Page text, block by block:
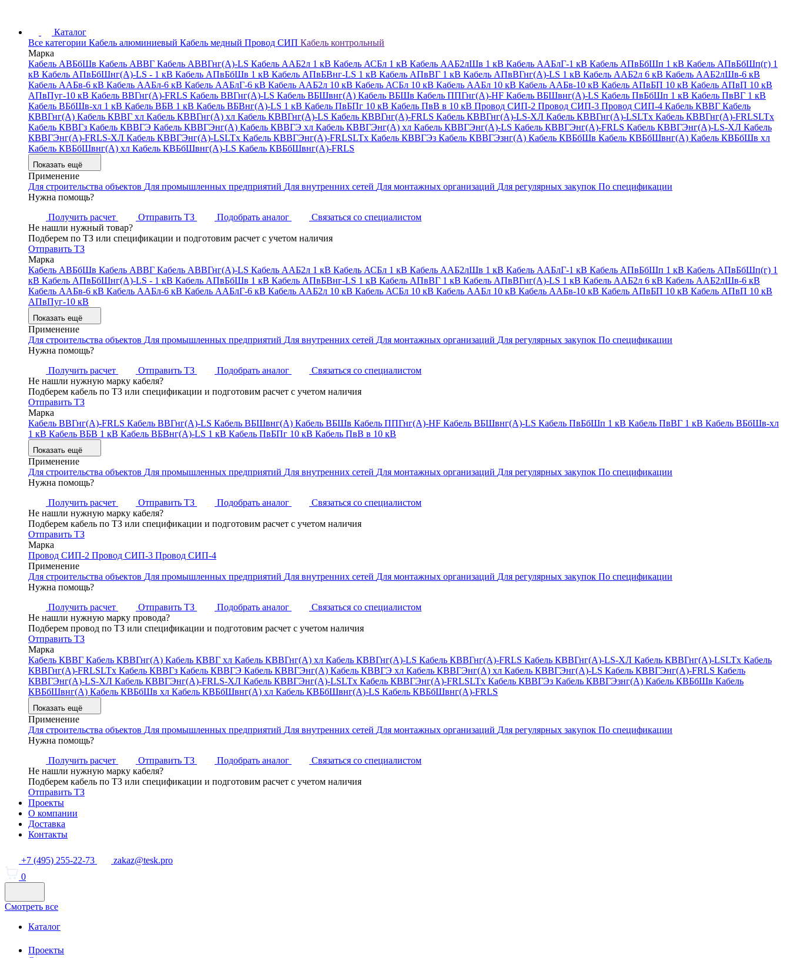
Каталог
Все категории Кабель алюминиевый Кабель медный Провод СИП Кабель контрольный
Марка
Кабель АВБбШв Кабель АВВГ Кабель АВВГнг(А)-LS Кабель ААБ2л 1 кВ Кабель АСБл 1 кВ Кабель ААБ2лШв 1 кВ Кабель ААБлГ-1 кВ Кабель АПвБбШп 1 кВ Кабель АПвБбШп(г) 1
кВ Кабель АПвБбШнг(А)-LS - 1 кВ Кабель АПвБбШв 1 кВ Кабель АПвБВнг-LS 1 кВ Кабель АПвВГ 1 кВ Кабель АПвВГнг(А)-LS 1 кВ Кабель ААБ2л 6 кВ Кабель ААБ2лШв-6 кВ
Кабель ААБв-6 кВ Кабель ААБл-6 кВ Кабель ААБлГ-6 кВ Кабель ААБ2л 10 кВ Кабель АСБл 10 кВ Кабель ААБл 10 кВ Кабель ААБв-10 кВ Кабель АПвБП 10 кВ Кабель АПвП 10 кВ
АПвПуг-10 кВ Кабель ВВГнг(А)-FRLS Кабель ВВГнг(А)-LS Кабель ВБШвнг(А) Кабель ВБШв Кабель ППГнг(А)-HF Кабель ВБШвнг(А)-LS Кабель ПвБбШп 1 кВ Кабель ПвВГ 1 кВ
Кабель ВБбШв-хл 1 кВ Кабель ВБВ 1 кВ Кабель ВБВнг(А)-LS 1 кВ Кабель ПвБПг 10 кВ Кабель ПвВ в 10 кВ Провод СИП-2 Провод СИП-3 Провод СИП-4 Кабель КВВГ Кабель
КВВГнг(А) Кабель КВВГ хл Кабель КВВГнг(А) хл Кабель КВВГнг(А)-LS Кабель КВВГнг(А)-FRLS Кабель КВВГнг(А)-LS-ХЛ Кабель КВВГнг(А)-LSLTx Кабель КВВГнг(А)-FRLSLTx
Кабель КВВГз Кабель КВВГЭ Кабель КВВГЭнг(А) Кабель КВВГЭ хл Кабель КВВГЭнг(А) хл Кабель КВВГЭнг(А)-LS Кабель КВВГЭнг(А)-FRLS Кабель КВВГЭнг(А)-LS-ХЛ Кабель
КВВГЭнг(А)-FRLS-ХЛ Кабель КВВГЭнг(А)-LSLTx Кабель КВВГЭнг(А)-FRLSLTx Кабель КВВГЭз Кабель КВВГЭзнг(А) Кабель КВБбШв Кабель КВБбШвнг(А) Кабель КВБбШв хл
Кабель КВБбШвнг(А) хл Кабель КВБбШвнг(А)-LS Кабель КВБбШвнг(А)-FRLS
Показать ещё
Применение
Для строительства объектов Для промышленных предприятий Для внутренних сетей Для монтажных организаций Для регулярных закупок По спецификации
Нужна помощь?
Получить расчет
Отправить ТЗ Подобрать аналог
Связаться со специалистом
Не нашли нужный товар?
Подберем по ТЗ или спецификации и подготовим расчет с учетом наличия
Отправить ТЗ
Марка
Кабель АВБбШв Кабель АВВГ Кабель АВВГнг(А)-LS Кабель ААБ2л 1 кВ Кабель АСБл 1 кВ Кабель ААБ2лШв 1 кВ Кабель ААБлГ-1 кВ Кабель АПвБбШп 1 кВ Кабель АПвБбШп(г) 1
кВ Кабель АПвБбШнг(А)-LS - 1 кВ Кабель АПвБбШв 1 кВ Кабель АПвБВнг-LS 1 кВ Кабель АПвВГ 1 кВ Кабель АПвВГнг(А)-LS 1 кВ Кабель ААБ2л 6 кВ Кабель ААБ2лШв-6 кВ
Кабель ААБв-6 кВ Кабель ААБл-6 кВ Кабель ААБлГ-6 кВ Кабель ААБ2л 10 кВ Кабель АСБл 10 кВ Кабель ААБл 10 кВ Кабель ААБв-10 кВ Кабель АПвБП 10 кВ Кабель АПвП 10 кВ
АПвПуг-10 кВ
Показать ещё
Применение
Для строительства объектов Для промышленных предприятий Для внутренних сетей Для монтажных организаций Для регулярных закупок По спецификации
Нужна помощь?
Получить расчет
Отправить ТЗ Подобрать аналог
Связаться со специалистом
Не нашли нужную марку кабеля?
Подберем кабель по ТЗ или спецификации и подготовим расчет с учетом наличия
Отправить ТЗ
Марка
Кабель ВВГнг(А)-FRLS Кабель ВВГнг(А)-LS Кабель ВБШвнг(А) Кабель ВБШв Кабель ППГнг(А)-HF Кабель ВБШвнг(А)-LS Кабель ПвБбШп 1 кВ Кабель ПвВГ 1 кВ Кабель ВБбШв-хл
1 кВ Кабель ВБВ 1 кВ Кабель ВБВнг(А)-LS 1 кВ Кабель ПвБПг 10 кВ Кабель ПвВ в 10 кВ
Показать ещё
Применение
Для строительства объектов Для промышленных предприятий Для внутренних сетей Для монтажных организаций Для регулярных закупок По спецификации
Нужна помощь?
Получить расчет
Отправить ТЗ Подобрать аналог
Связаться со специалистом
Не нашли нужную марку кабеля?
Подберем кабель по ТЗ или спецификации и подготовим расчет с учетом наличия
Отправить ТЗ
Марка
Провод СИП-2 Провод СИП-3 Провод СИП-4
Применение
Для строительства объектов Для промышленных предприятий Для внутренних сетей Для монтажных организаций Для регулярных закупок По спецификации
Нужна помощь?
Получить расчет
Отправить ТЗ Подобрать аналог
Связаться со специалистом
Не нашли нужную марку провода?
Подберем провод по ТЗ или спецификации и подготовим расчет с учетом наличия
Отправить ТЗ
Марка
Кабель КВВГ Кабель КВВГнг(А) Кабель КВВГ хл Кабель КВВГнг(А) хл Кабель КВВГнг(А)-LS Кабель КВВГнг(А)-FRLS Кабель КВВГнг(А)-LS-ХЛ Кабель КВВГнг(А)-LSLTx Кабель
КВВГнг(А)-FRLSLTx Кабель КВВГз Кабель КВВГЭ Кабель КВВГЭнг(А) Кабель КВВГЭ хл Кабель КВВГЭнг(А) хл Кабель КВВГЭнг(А)-LS Кабель КВВГЭнг(А)-FRLS Кабель
КВВГЭнг(А)-LS-ХЛ Кабель КВВГЭнг(А)-FRLS-ХЛ Кабель КВВГЭнг(А)-LSLTx Кабель КВВГЭнг(А)-FRLSLTx Кабель КВВГЭз Кабель КВВГЭзнг(А) Кабель КВБбШв Кабель
КВБбШвнг(А) Кабель КВБбШв хл Кабель КВБбШвнг(А) хл Кабель КВБбШвнг(А)-LS Кабель КВБбШвнг(А)-FRLS
Показать ещё
Применение
Для строительства объектов Для промышленных предприятий Для внутренних сетей Для монтажных организаций Для регулярных закупок По спецификации
Нужна помощь?
Получить расчет
Отправить ТЗ Подобрать аналог
Связаться со специалистом
Не нашли нужную марку кабеля?
Подберем кабель по ТЗ или спецификации и подготовим расчет с учетом наличия
Отправить ТЗ
Проекты
О компании
Доставка
Контакты
+7 (495) 255-22-73
zakaz@tesk.pro
0
Смотреть все
Каталог
Проекты